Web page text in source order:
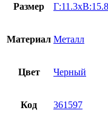
Размер
Материал Металл
Цвет Черный
Код 361597